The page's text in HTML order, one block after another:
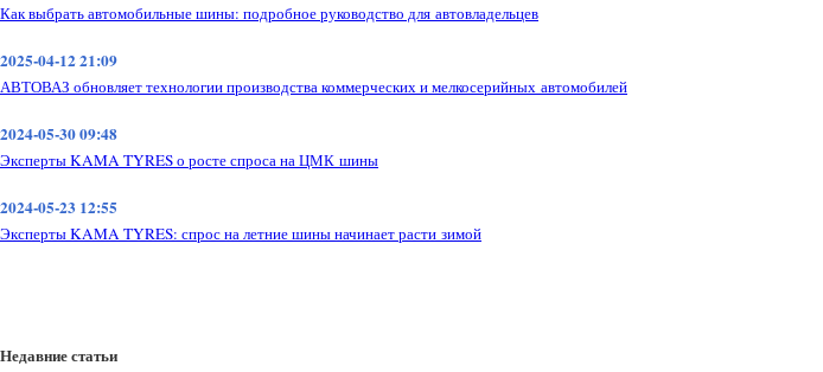
Как выбрать автомобильные шины: подробное руководство для автовладельцев
2025-04-12 21:09
АВТОВАЗ обновляет технологии производства коммерческих и мелкосерийных автомобилей
2024-05-30 09:48
Эксперты KAMA TYRES о росте спроса на ЦМК шины
2024-05-23 12:55
Эксперты KAMA TYRES: спрос на летние шины начинает расти зимой
Недавние статьи